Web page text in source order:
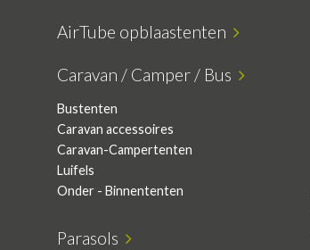
AirTube opblaastenten
Caravan / Camper / Bus
Bustenten
Caravan accessoires
Caravan-Campertenten
Luifels
Onder - Binnententen
Parasols